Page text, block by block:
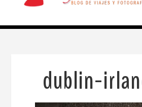
dublin-